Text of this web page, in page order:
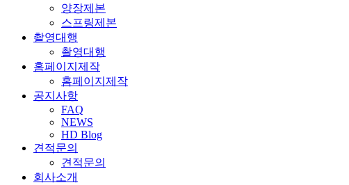
양장제본
스프링제본
촬영대행
촬영대행
홈페이지제작
홈페이지제작
공지사항
FAQ
NEWS
HD Blog
견적문의
견적문의
회사소개